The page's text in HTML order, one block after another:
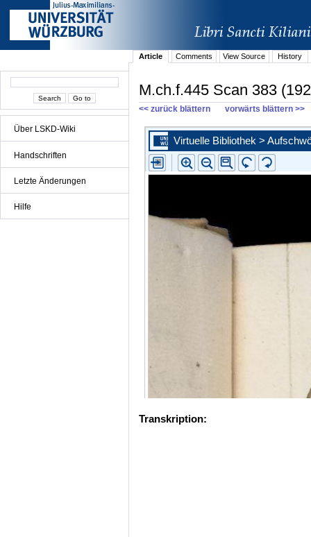
Über LSKD-Wiki
Handschriften
Letzte Änderungen
Hilfe
Article Comments View Source History
M.ch.f.445 Scan 383
<< zurück blättern vorwärts blättern >>
Transkription: